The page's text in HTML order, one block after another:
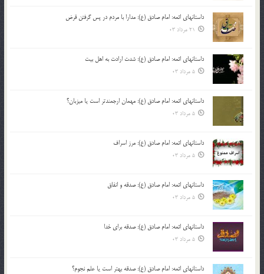
داستانهای ائمه: امام صادق (ع): مدارا با مردم در پس گرفتن قرض
21 مرداد 03
داستانهای ائمه: امام صادق (ع): شدت ارادت به اهل بیت
5 مرداد 03
داستانهای ائمه: امام صادق (ع): مهمان ارجمندتر است یا میزبان؟
5 مرداد 03
داستانهای ائمه: امام صادق (ع): مرز اسراف
5 مرداد 03
داستانهای ائمه: امام صادق (ع): صدقه و انفاق
5 مرداد 03
داستانهای ائمه: امام صادق (ع): صدقه برای خدا
5 مرداد 03
داستانهای ائمه: امام صادق (ع): صدقه بهتر است یا علم نجوم؟